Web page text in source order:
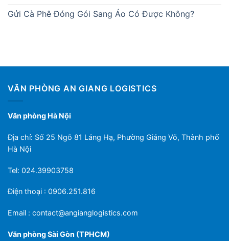
Gửi Cà Phê Đóng Gói Sang Áo Có Được Không?
VĂN PHÒNG AN GIANG LOGISTICS
Văn phòng Hà Nội
Địa chỉ: Số 25 Ngõ 81 Láng Hạ, Phường Giảng Võ, Thành phố
Hà Nội
Tel: 024.39903758
Điện thoại : 0906.251.816
Email : contact@angianglogistics.com
Văn phòng Sài Gòn (TPHCM)